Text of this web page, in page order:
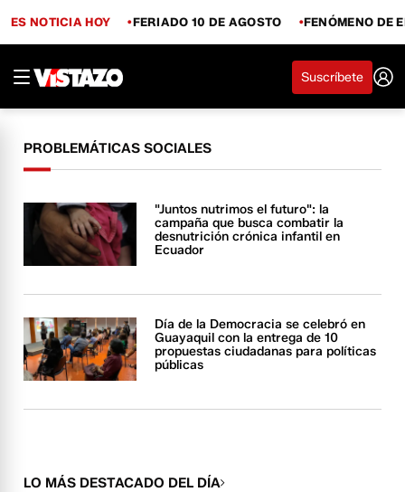
ES NOTICIA HOY FERIADO 10 DE AGOSTO FENÓMENO DE
Suscríbete
PROBLEMÁTICAS SOCIALES
"Juntos nutrimos el futuro": la
campaña que busca combatir la
desnutrición crónica infantil en
Ecuador
Día de la Democracia se celebró en
Guayaquil con la entrega de 10
propuestas ciudadanas para políticas
públicas
LO MÁS DESTACADO DEL DÍA